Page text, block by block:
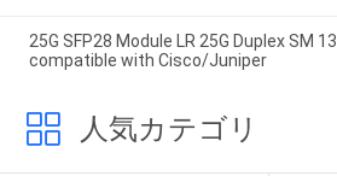
25G SFP28 Module LR 25G Duplex SM
compatible with Cisco/Juniper
人気カテゴリ